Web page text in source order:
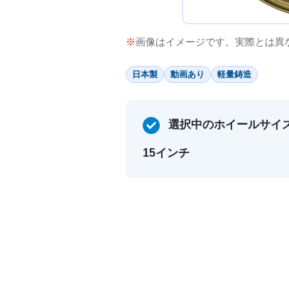
画像はイメージです。実際とは異
日本製 動画あり 軽量鋳造
選択中のホイールサイ
15インチ